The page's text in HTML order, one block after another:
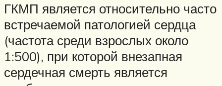
ГКМП является относительно часто
встречаемой патологией сердца
(частота среди взрослых около
1:500), при которой внезапная
сердечная смерть является